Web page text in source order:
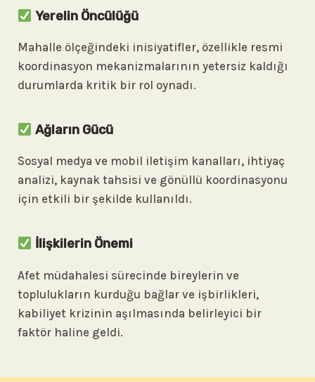
Yerelin Öncülüğü
Mahalle ölçeğindeki inisiyatifler, özellikle resmi
koordinasyon mekanizmalarının yetersiz kaldığı
durumlarda kritik bir rol oynadı.
Ağların Gücü
Sosyal medya ve mobil iletişim kanalları, ihtiyaç
analizi, kaynak tahsisi ve gönüllü koordinasyonu
için etkili bir şekilde kullanıldı.
İlişkilerin Önemi
Afet müdahalesi sürecinde bireylerin ve
toplulukların kurduğu bağlar ve işbirlikleri,
kabiliyet krizinin aşılmasında belirleyici bir
faktör haline geldi.